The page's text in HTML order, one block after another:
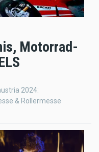
Motorrad-
2024:
& Rollermesse